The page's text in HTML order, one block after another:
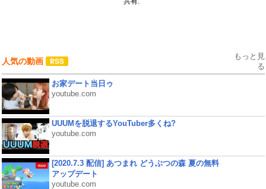
人気の動画
もっと見
る
お家デート当日ゥ
youtube.com
UUUMを脱退するYouTuber多くね?
youtube.com
[2020.7.3 配信] あつまれ どうぶつの森 夏の無料
アップデート
youtube.com